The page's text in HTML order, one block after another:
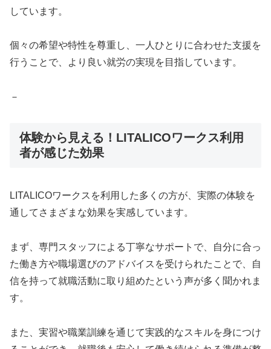
しています。
個々の希望や特性を尊重し、一人ひとりに合わせた支援を
行うことで、より良い就労の実現を目指しています。
－
体験から見える！LITALICOワークス利用
者が感じた効果
LITALICOワークスを利用した多くの方が、実際の体験を
通してさまざまな効果を実感しています。
まず、専門スタッフによる丁寧なサポートで、自分に合っ
た働き方や職場選びのアドバイスを受けられたことで、自
信を持って就職活動に取り組めたという声が多く聞かれま
す。
また、実習や職業訓練を通じて実践的なスキルを身につけ